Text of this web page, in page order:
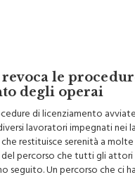
le
degli operai
di licenziamento
lavoratori impegnati nei
restituisce serenità a
percorso che tutti gli
seguito. Un percorso che ci